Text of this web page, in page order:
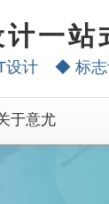
一站
设计 ◆ 标
于意尤